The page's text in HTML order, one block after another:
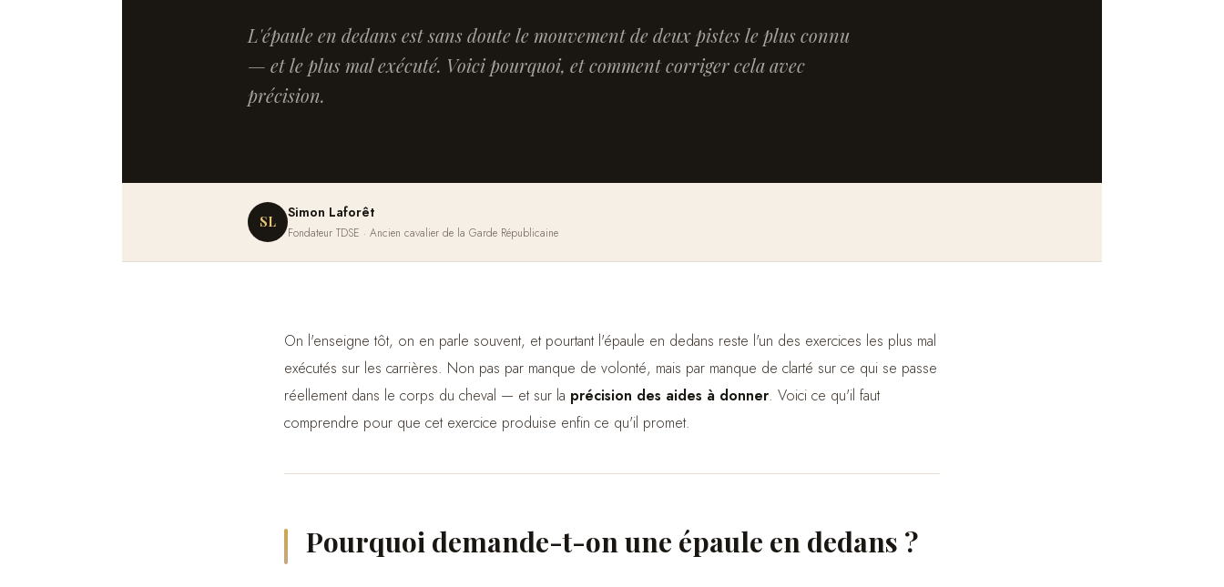
L'épaule en dedans est sans doute le mouvement de deux pistes le plus connu
— et le plus mal exécuté. Voici pourquoi, et comment corriger cela avec
précision.
SL
Simon Laforêt
Fondateur TDSE · Ancien cavalier de la Garde Républicaine
On l'enseigne tôt, on en parle souvent, et pourtant l'épaule en dedans reste l'un des exercices les plus mal
exécutés sur les carrières. Non pas par manque de volonté, mais par manque de clarté sur ce qui se passe
réellement dans le corps du cheval — et sur la précision des aides à donner. Voici ce qu'il faut
comprendre pour que cet exercice produise enfin ce qu'il promet.
Pourquoi demande-t-on une épaule en dedans ?